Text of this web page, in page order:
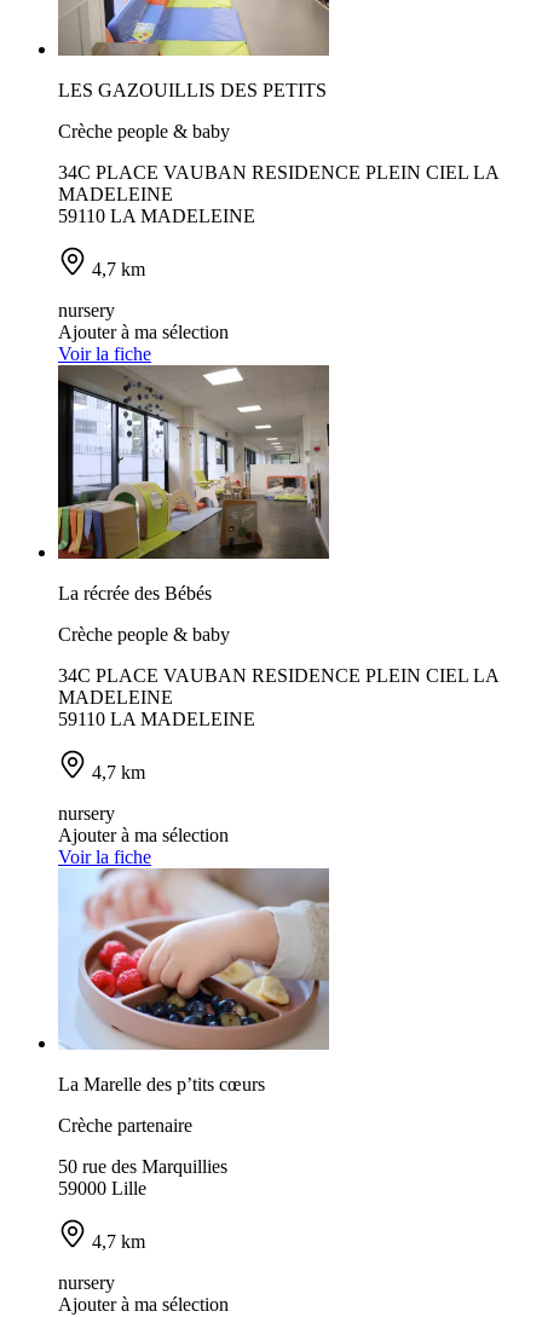
LES GAZOUILLIS DES PETITS
Crèche people & baby
34C PLACE VAUBAN RESIDENCE PLEIN CIEL LA
MADELEINE
59110 LA MADELEINE
4,7 km
nursery
Ajouter à ma sélection
Voir la fiche
La récrée des Bébés
Crèche people & baby
34C PLACE VAUBAN RESIDENCE PLEIN CIEL LA
MADELEINE
59110 LA MADELEINE
4,7 km
nursery
Ajouter à ma sélection
Voir la fiche
La Marelle des p’tits cœurs
Crèche partenaire
50 rue des Marquillies
59000 Lille
4,7 km
nursery
Ajouter à ma sélection